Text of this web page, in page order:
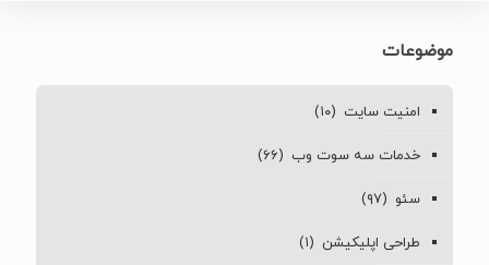
موضوعات
امنیت سایت (۱۰)
خدمات سه سوت وب (۶۶)
سئو (۹۷)
طراحی اپلیکیشن (۱)